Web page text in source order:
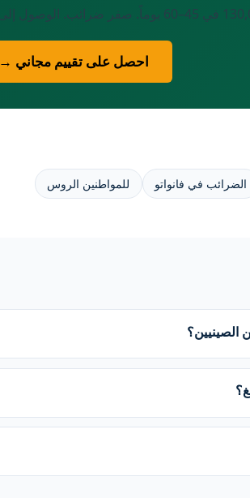
احصل على تقييم مجاني →
الضرائب في فانواتو للمواطنين الروس
الصينيين؟